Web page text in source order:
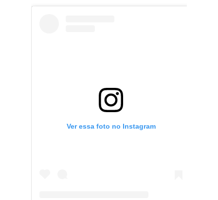
Ver essa foto no Instagram